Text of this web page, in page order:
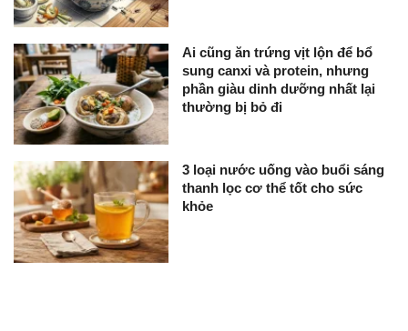
Ai cũng ăn trứng vịt lộn để bổ
sung canxi và protein, nhưng
phần giàu dinh dưỡng nhất lại
thường bị bỏ đi
3 loại nước uống vào buổi sáng
thanh lọc cơ thể tốt cho sức
khỏe